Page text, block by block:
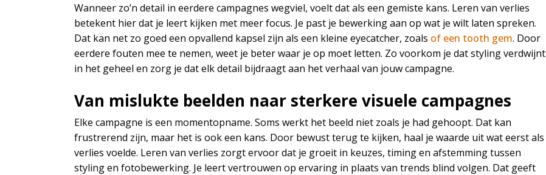
Wanneer zo’n detail in eerdere campagnes wegviel, voelt dat als een gemiste kans. Leren van verlies
betekent hier dat je leert kijken met meer focus. Je past je bewerking aan op wat je wilt laten spreken.
Dat kan net zo goed een opvallend kapsel zijn als een kleine eyecatcher, zoals of een tooth gem. Door
eerdere fouten mee te nemen, weet je beter waar je op moet letten. Zo voorkom je dat styling verdwijnt
in het geheel en zorg je dat elk detail bijdraagt aan het verhaal van jouw campagne.
Van mislukte beelden naar sterkere visuele campagnes
Elke campagne is een momentopname. Soms werkt het beeld niet zoals je had gehoopt. Dat kan
frustrerend zijn, maar het is ook een kans. Door bewust terug te kijken, haal je waarde uit wat eerst als
verlies voelde. Leren van verlies zorgt ervoor dat je groeit in keuzes, timing en afstemming tussen
styling en fotobewerking. Je leert vertrouwen op ervaring in plaats van trends blind volgen. Dat geeft